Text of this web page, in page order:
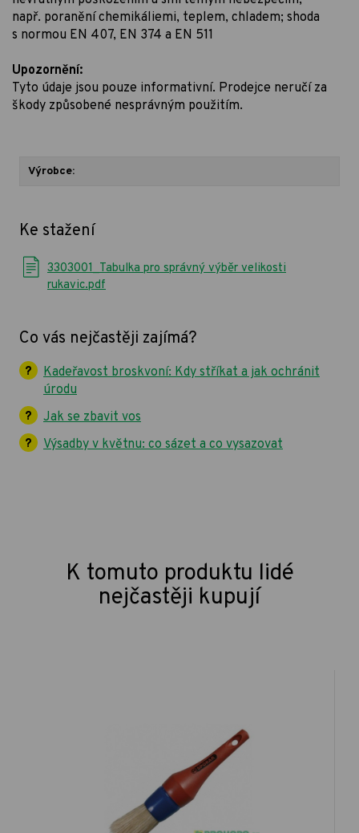
např. poranění chemikáliemi, teplem, chladem; shoda
s normou EN 407, EN 374 a EN 511
Upozornění:
Tyto údaje jsou pouze informativní. Prodejce neručí za
škody způsobené nesprávným použitím.
Výrobce:
Ke stažení
3303001_Tabulka pro správný výběr velikosti
rukavic.pdf
Co vás nejčastěji zajímá?
Kadeřavost broskvoní: Kdy stříkat a jak ochránit
úrodu
Jak se zbavit vos
Výsadby v květnu: co sázet a co vysazovat
K tomuto produktu lidé
nejčastěji kupují